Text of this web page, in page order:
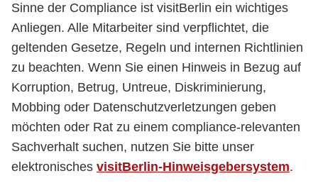
Sinne der Compliance ist visitBerlin ein wichtiges
Anliegen. Alle Mitarbeiter sind verpflichtet, die
geltenden Gesetze, Regeln und internen Richtlinien
zu beachten. Wenn Sie einen Hinweis in Bezug auf
Korruption, Betrug, Untreue, Diskriminierung,
Mobbing oder Datenschutzverletzungen geben
möchten oder Rat zu einem compliance-relevanten
Sachverhalt suchen, nutzen Sie bitte unser
elektronisches visitBerlin-Hinweisgebersystem.